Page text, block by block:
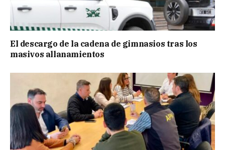
El descargo de la cadena de gimnasios tras los
masivos allanamientos